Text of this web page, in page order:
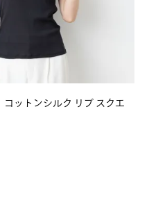
ットンシルク リブ スクエ